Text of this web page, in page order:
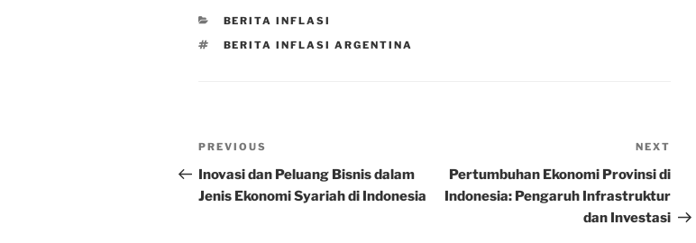
CATEGORIES
BERITA INFLASI
TAGS
BERITA INFLASI ARGENTINA
Post
navigation
Previous
Post
PREVIOUS
Inovasi dan Peluang Bisnis dalam
Jenis Ekonomi Syariah di Indonesia
Post
NEXT
Pertumbuhan Ekonomi Provinsi di
Indonesia: Pengaruh Infrastruktur
dan Investasi